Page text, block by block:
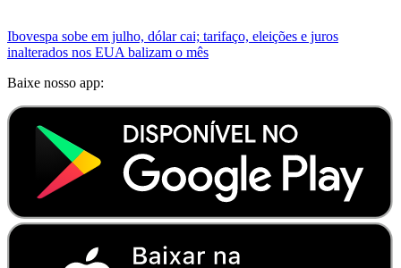
Ibovespa sobe em julho, dólar cai; tarifaço, eleições e juros
inalterados nos EUA balizam o mês
Baixe nosso app: